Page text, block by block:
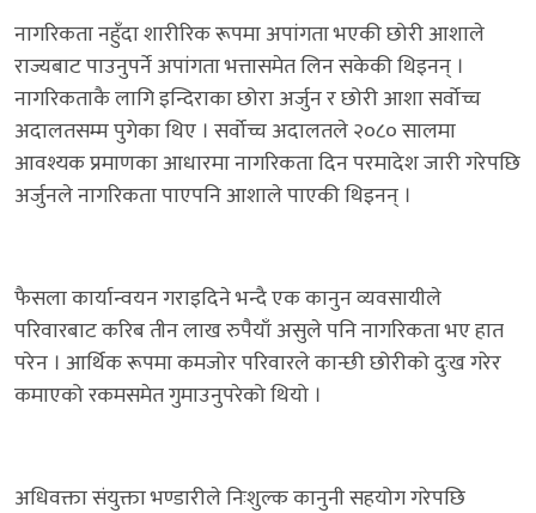
नागरिकता नहुँदा शारीरिक रूपमा अपांगता भएकी छोरी आशाले
राज्यबाट पाउनुपर्ने अपांगता भत्तासमेत लिन सकेकी थिइनन् ।
नागरिकताकै लागि इन्दिराका छोरा अर्जुन र छोरी आशा सर्वोच्च
अदालतसम्म पुगेका थिए । सर्वोच्च अदालतले २०८० सालमा
आवश्यक प्रमाणका आधारमा नागरिकता दिन परमादेश जारी गरेपछि
अर्जुनले नागरिकता पाएपनि आशाले पाएकी थिइनन् ।
फैसला कार्यान्वयन गराइदिने भन्दै एक कानुन व्यवसायीले
परिवारबाट करिब तीन लाख रुपैयाँ असुले पनि नागरिकता भए हात
परेन । आर्थिक रूपमा कमजोर परिवारले कान्छी छोरीको दुःख गरेर
कमाएको रकमसमेत गुमाउनुपरेको थियो ।
अधिवक्ता संयुक्ता भण्डारीले निःशुल्क कानुनी सहयोग गरेपछि